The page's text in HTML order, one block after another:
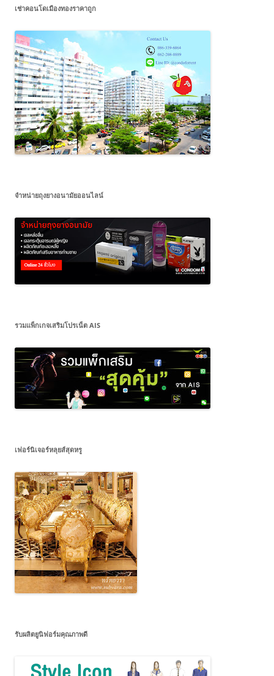
เช่าคอนโดเมืองทองราคาถูก
จำหน่ายถุงยางอนามัยออนไลน์
รวมแพ็กเกจเสริมโปรเน็ต AIS
เฟอร์นิเจอร์หลุยส์สุดหรู
รับผลิตยูนิฟอร์มคุณภาพดี